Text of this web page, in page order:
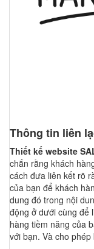
Thông tin liên
Thiết kế website
chắn rằng khách
cách đưa liên kết rõ
của bạn để khách
dung đó trong nội
động ở dưới cùng để
hàng tiềm năng của
với bạn. Và cho